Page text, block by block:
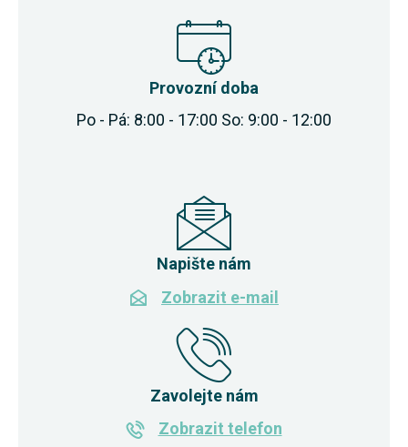
Provozní doba
Po - Pá: 8:00 - 17:00 So: 9:00 - 12:00
Napište nám
Zobrazit e-mail
Zavolejte nám
Zobrazit telefon